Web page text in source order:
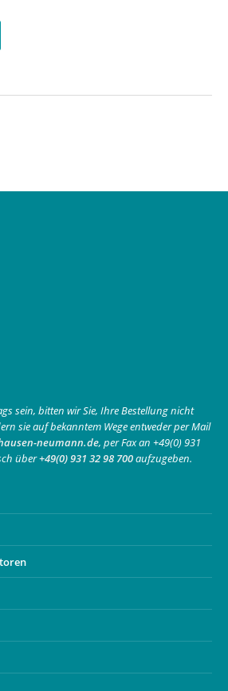
sein, bitten wir Sie, Ihre Bestellung nicht
sie auf bekanntem Wege entweder per Mail
neumann.de, per Fax an +49(0) 931
über+49(0) 931 32 98 700aufzugeben.